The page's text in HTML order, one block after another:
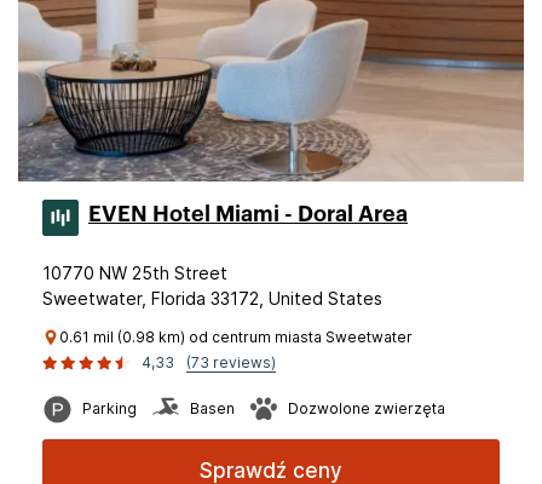
EVEN Hotel Miami - Doral Area
10770 NW 25th Street
Sweetwater, Florida 33172, United States
0.61 mil (0.98 km) od centrum miasta Sweetwater
4,33
(73 reviews)
Parking Basen Dozwolone zwierzęta
Sprawdź ceny